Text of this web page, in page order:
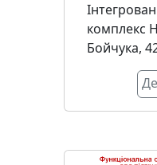
комплекс
Бойчука,